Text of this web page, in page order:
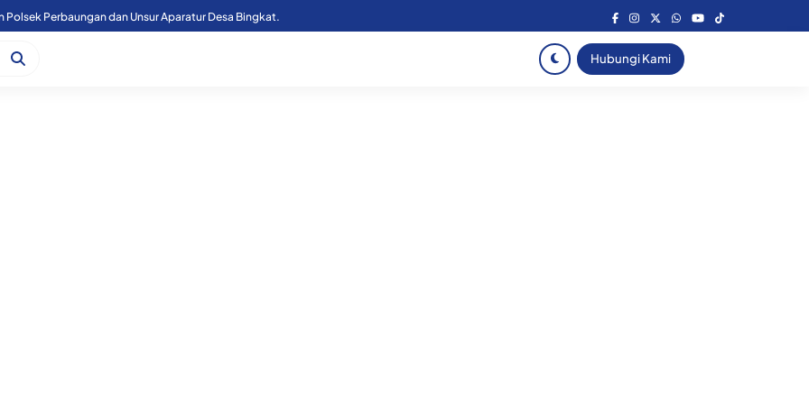
Polsek Perbaungan dan Unsur Aparatur Desa Bingkat.
Hubungi Kami